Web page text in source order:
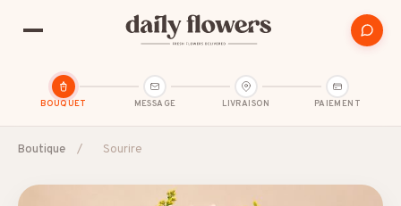
BOUQUET MESSAGE LIVRAISON PAIEMENT
Boutique / Sourire